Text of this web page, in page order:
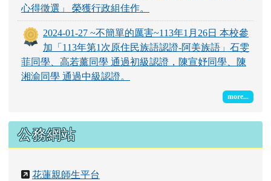
心得徵選」 榮獲行政組佳作。
2024-01-27 ~不簡單的厲害~113年1月26日 本校參
加「113年第1次原住民族語認證-阿美族語」石雯
菲同學、高若薰同學 通過初級認證，陳宣妤同學、陳
湘渝同學 通過中級認證。
more...
公務網站
花蓮親師生平台